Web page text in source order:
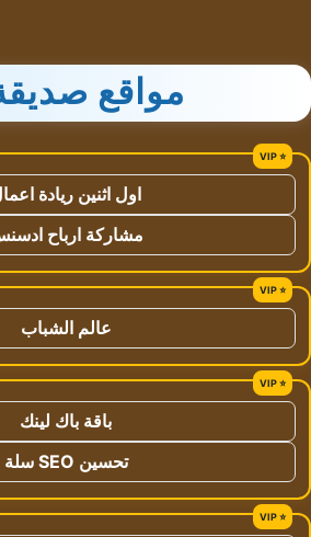
مواقع
اول اثنين ريادة
مشاركة ارباح
عالم الشباب
باقة باك لينك
تحسين SEO سلة